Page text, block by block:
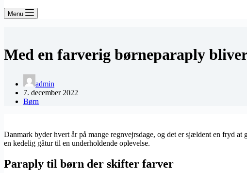
Menu
Med en farverig børneparaply
admin
7. december 2022
Børn
Danmark byder hvert år på mange regnvejrsdage, og det er sjældent en fryd
en kedelig gåtur til en underholdende oplevelse.
Paraply til børn der skifter farver